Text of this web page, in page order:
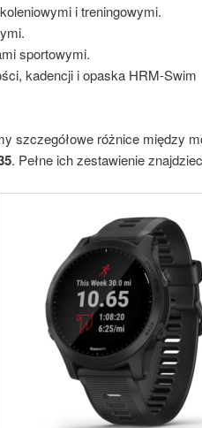
i treningowymi.
sportowymi.
kadencji i opaska HRM-Swim
szczegółowe różnice między
. Pełne ich zestawienie